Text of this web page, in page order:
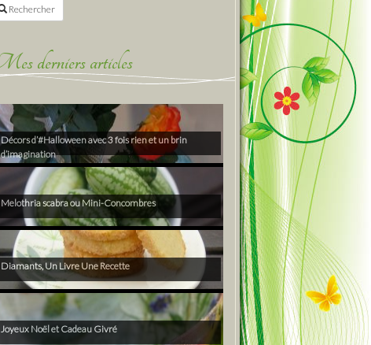
Rechercher
derniers articles
Décors d’#Halloween avec 3 fois rien et un brin
d’imagination
Melothria scabra ou Mini-Concombres
Diamants, Un Livre Une Recette
Joyeux Noël et Cadeau Givré